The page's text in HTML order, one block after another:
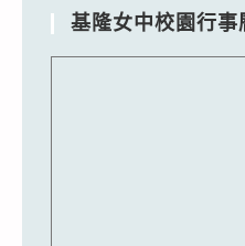
基隆女中校園行事